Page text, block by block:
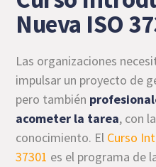
Nueva ISO
Las organizaciones
impulsar un proyecto de
pero también
acometer la tarea, con
conocimiento. El Curso
37301 es el programa de